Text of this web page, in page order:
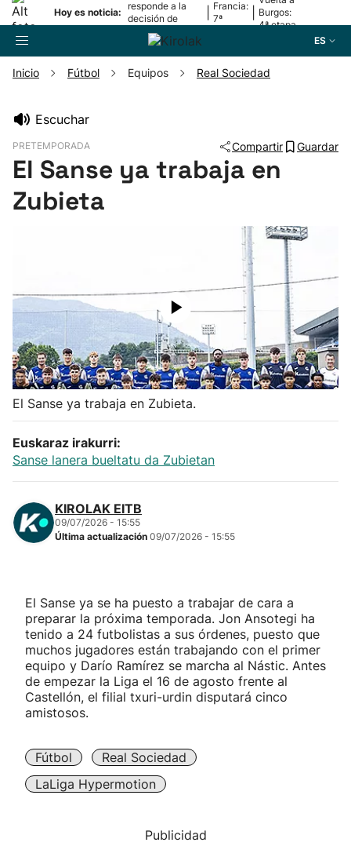
Hoy es noticia:
responde a la
decisión de
Oriamendi
Francia:
7ª
Burgos:
4ª etapa
ES
Pelota
Ciclismo
Herri-kirolak
Balonmano
Kirolak 360
Atletismo
"Helmuga"
Inicio Fútbol Equipos Real Sociedad
Escuchar
PRETEMPORADA Compartir Guardar
El Sanse ya trabaja en
Zubieta
El Sanse ya trabaja en Zubieta.
Euskaraz irakurri:
Sanse lanera bueltatu da Zubietan
KIROLAK EITB
09/07/2026 - 15:55
Última actualización 09/07/2026 - 15:55
El Sanse ya se ha puesto a trabajar de cara a
preparar la próxima temporada. Jon Ansotegi ha
tenido a 24 futbolistas a sus órdenes, puesto que
muchos jugadores están trabajando con el primer
equipo y Darío Ramírez se marcha al Nástic. Antes
de empezar la Liga el 16 de agosto frente al
Castellón, el filial txuri-urdin disputará cinco
amistosos.
Fútbol
Real Sociedad
LaLiga Hypermotion
Publicidad